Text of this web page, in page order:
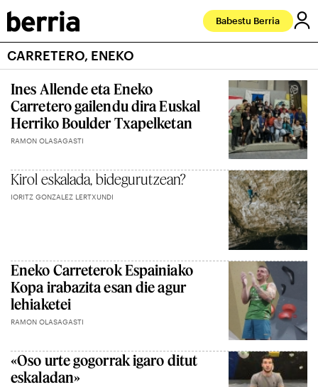
Babestu Berria
CARRETERO, ENEKO
Ines Allende eta Eneko
Carretero gailendu dira Euskal
Herriko Boulder Txapelketan
RAMON OLASAGASTI
Kirol eskalada, bidegurutzean?
IORITZ GONZALEZ LERTXUNDI
Eneko Carreterok Espainiako
Kopa irabazita esan die agur
lehiaketei
RAMON OLASAGASTI
«Oso urte gogorrak igaro ditut
eskaladan»